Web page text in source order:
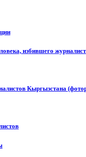
избившего
Кыргызстана